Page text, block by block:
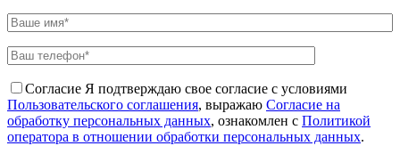
Согласие Я подтверждаю свое согласие с условиями
Пользовательского соглашения, выражаю Согласие на
обработку персональных данных, ознакомлен с Политикой
оператора в отношении обработки персональных данных.